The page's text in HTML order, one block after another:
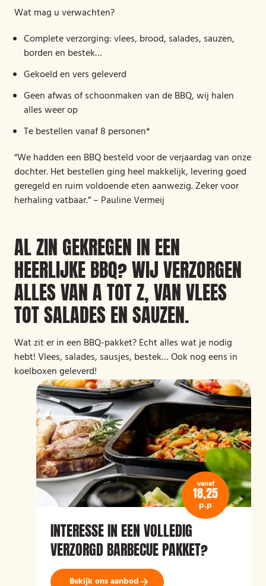
Wat mag u verwachten?
Complete verzorging: vlees, brood, salades, sauzen,
borden en bestek…
Gekoeld en vers geleverd
Geen afwas of schoonmaken van de BBQ, wij halen
alles weer op
Te bestellen vanaf 8 personen*
“We hadden een BBQ besteld voor de verjaardag van onze
dochter. Het bestellen ging heel makkelijk, levering goed
geregeld en ruim voldoende eten aanwezig. Zeker voor
herhaling vatbaar.” – Pauline Vermeij
AL ZIN GEKREGEN IN EEN
HEERLIJKE BBQ? WIJ VERZORGEN
ALLES VAN A TOT Z, VAN VLEES
TOT SALADES EN SAUZEN.
Wat zit er in een BBQ-pakket? Echt alles wat je nodig
hebt! Vlees, salades, sausjes, bestek… Ook nog eens in
koelboxen geleverd!
vanaf
18,25
p.p
INTERESSE IN EEN VOLLEDIG
VERZORGD BARBECUE PAKKET?
Bekijk ons aanbod